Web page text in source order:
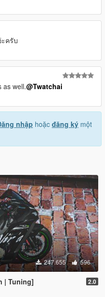
ะครับ
as well.@Twatchai
nhập hoặc đăng ký một
247.655 596
| Tuning] 2.0